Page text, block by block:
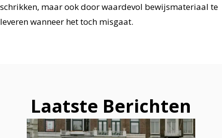
schrikken, maar ook door waardevol bewijsmateriaal te
leveren wanneer het toch misgaat.
Laatste Berichten